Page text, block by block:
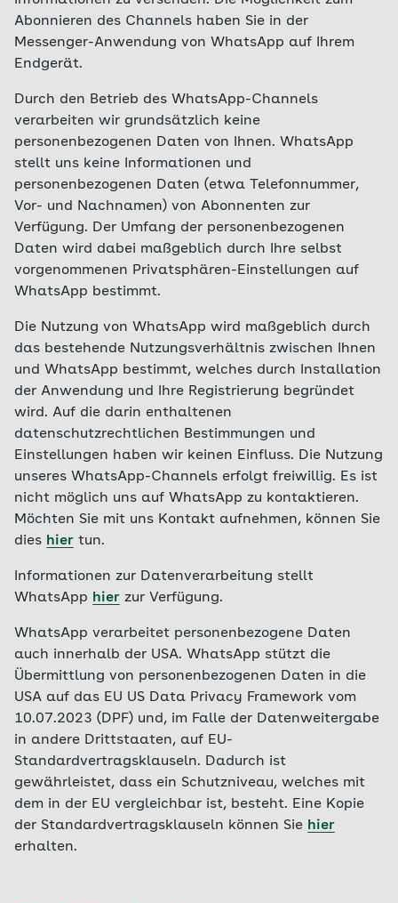
Abonnieren des Channels haben Sie in der
Messenger-Anwendung von WhatsApp auf Ihrem
Endgerät.
Durch den Betrieb des WhatsApp-Channels
verarbeiten wir grundsätzlich keine
personenbezogenen Daten von Ihnen. WhatsApp
stellt uns keine Informationen und
personenbezogenen Daten (etwa Telefonnummer,
Vor- und Nachnamen) von Abonnenten zur
Verfügung. Der Umfang der personenbezogenen
Daten wird dabei maßgeblich durch Ihre selbst
vorgenommenen Privatsphären-Einstellungen auf
WhatsApp bestimmt.
Die Nutzung von WhatsApp wird maßgeblich durch
das bestehende Nutzungsverhältnis zwischen Ihnen
und WhatsApp bestimmt, welches durch Installation
der Anwendung und Ihre Registrierung begründet
wird. Auf die darin enthaltenen
datenschutzrechtlichen Bestimmungen und
Einstellungen haben wir keinen Einfluss. Die Nutzung
unseres WhatsApp-Channels erfolgt freiwillig. Es ist
nicht möglich uns auf WhatsApp zu kontaktieren.
Möchten Sie mit uns Kontakt aufnehmen, können Sie
dies hier tun.
Informationen zur Datenverarbeitung stellt
WhatsApp hier zur Verfügung.
WhatsApp verarbeitet personenbezogene Daten
auch innerhalb der USA. WhatsApp stützt die
Übermittlung von personenbezogenen Daten in die
USA auf das EU US Data Privacy Framework vom
10.07.2023 (DPF) und, im Falle der Datenweitergabe
in andere Drittstaaten, auf EU-
Standardvertragsklauseln. Dadurch ist
gewährleistet, dass ein Schutzniveau, welches mit
dem in der EU vergleichbar ist, besteht. Eine Kopie
der Standardvertragsklauseln können Sie hier
erhalten.